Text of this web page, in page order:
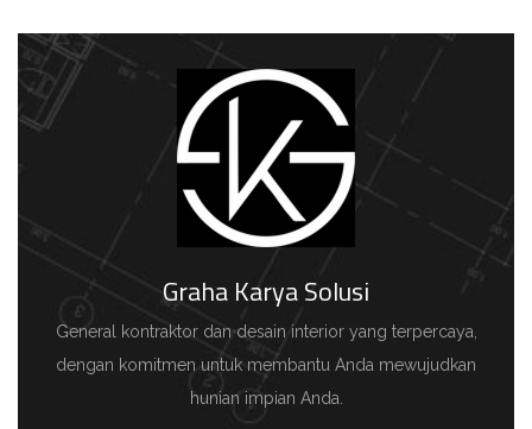
Graha Karya Solusi
General kontraktor dan desain interior yang terpercaya,
dengan komitmen untuk membantu Anda mewujudkan
hunian impian Anda.